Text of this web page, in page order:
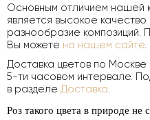
Основным отличием нашей
является высокое
разнообразие композиций.
Вы можете на нашем сайте
Доставка цветов по
5-ти часовом интервале.
в разделе Доставка.
Роз такого цвета в природе не